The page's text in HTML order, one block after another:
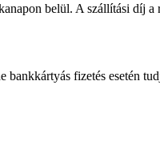
belül. A szállítási díj
fizetés esetén